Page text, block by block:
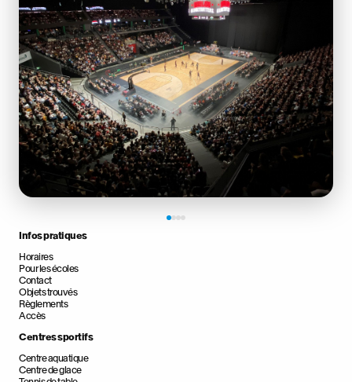
Infos pratiques
Horaires
Pour les écoles
Contact
Objets trouvés
Règlements
Accès
Centres sportifs
Centre aquatique
Centre de glace